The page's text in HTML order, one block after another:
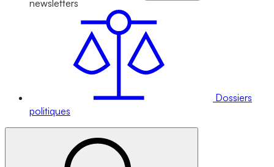
newsletters
Dossiers
politiques